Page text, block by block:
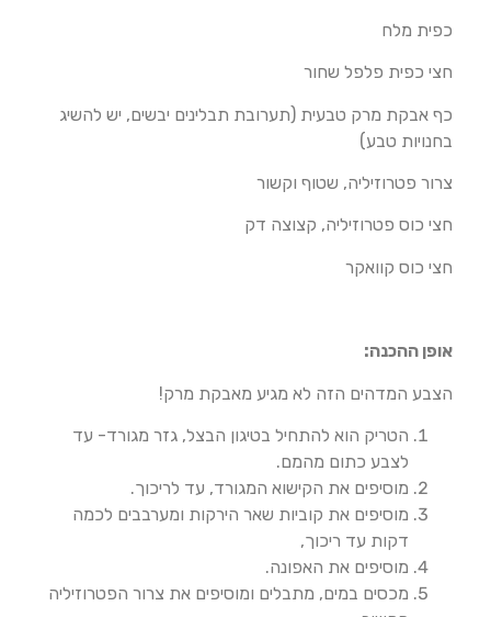
כפית מלח
חצי כפית פלפל שחור
כף אבקת מרק טבעית (תערובת תבלינים יבשים, יש להשיג
בחנויות טבע)
צרור פטרוזיליה, שטוף וקשור
חצי כוס פטרוזיליה, קצוצה דק
חצי כוס קוואקר
אופן ההכנה:
הצבע המדהים הזה לא מגיע מאבקת מרק!
הטריק הוא להתחיל בטיגון הבצל, גזר מגורד- עד
לצבע כתום מהמם.
מוסיפים את הקישוא המגורד, עד לריכוך.
מוסיפים את קוביות שאר הירקות ומערבבים לכמה
דקות עד ריכוך,
מוסיפים את האפונה.
מכסים במים, מתבלים ומוסיפים את צרור הפטרוזיליה